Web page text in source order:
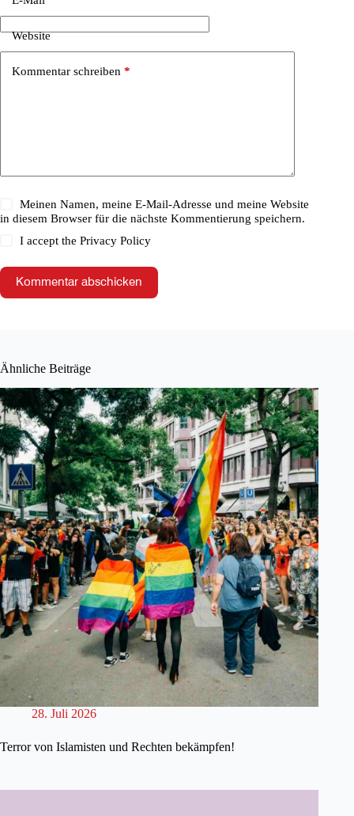
Website
Kommentar schreiben *
Meinen Namen, meine E-Mail-Adresse und meine Website
in diesem Browser für die nächste Kommentierung speichern.
I accept thePrivacy Policy
Kommentar abschicken
Ähnliche Beiträge
28. Juli 2026
Terror von Islamisten und Rechten bekämpfen!